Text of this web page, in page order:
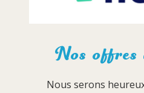
Nos offres
Nous serons